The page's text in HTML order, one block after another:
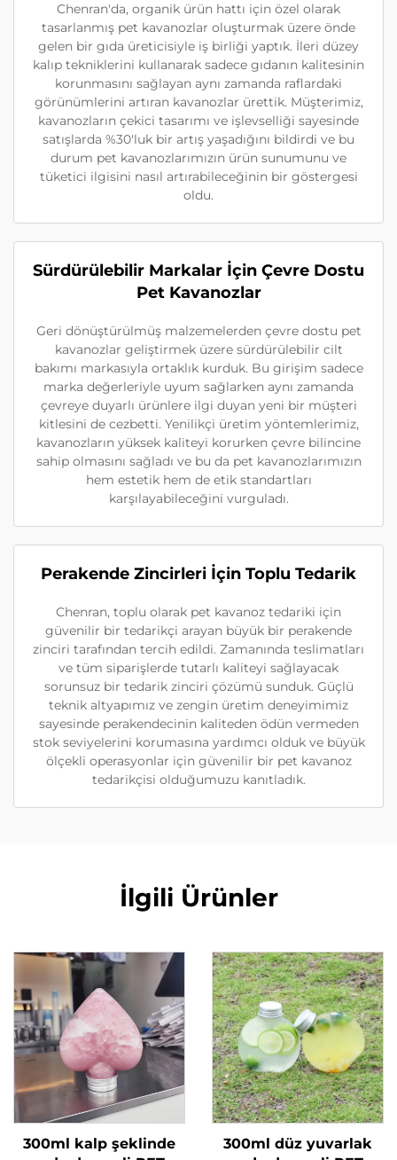
Chenran'da, organik ürün hattı için özel olarak
tasarlanmış pet kavanozlar oluşturmak üzere önde
gelen bir gıda üreticisiyle iş birliği yaptık. İleri düzey
kalıp tekniklerini kullanarak sadece gıdanın kalitesinin
korunmasını sağlayan aynı zamanda raflardaki
görünümlerini artıran kavanozlar ürettik. Müşterimiz,
kavanozların çekici tasarımı ve işlevselliği sayesinde
satışlarda %30'luk bir artış yaşadığını bildirdi ve bu
durum pet kavanozlarımızın ürün sunumunu ve
tüketici ilgisini nasıl artırabileceğinin bir göstergesi
oldu.
Sürdürülebilir Markalar İçin Çevre Dostu
Pet Kavanozlar
Geri dönüştürülmüş malzemelerden çevre dostu pet
kavanozlar geliştirmek üzere sürdürülebilir cilt
bakımı markasıyla ortaklık kurduk. Bu girişim sadece
marka değerleriyle uyum sağlarken aynı zamanda
çevreye duyarlı ürünlere ilgi duyan yeni bir müşteri
kitlesini de cezbetti. Yenilikçi üretim yöntemlerimiz,
kavanozların yüksek kaliteyi korurken çevre bilincine
sahip olmasını sağladı ve bu da pet kavanozlarımızın
hem estetik hem de etik standartları
karşılayabileceğini vurguladı.
Perakende Zincirleri İçin Toplu Tedarik
Chenran, toplu olarak pet kavanoz tedariki için
güvenilir bir tedarikçi arayan büyük bir perakende
zinciri tarafından tercih edildi. Zamanında teslimatları
ve tüm siparişlerde tutarlı kaliteyi sağlayacak
sorunsuz bir tedarik zinciri çözümü sunduk. Güçlü
teknik altyapımız ve zengin üretim deneyimimiz
sayesinde perakendecinin kaliteden ödün vermeden
stok seviyelerini korumasına yardımcı olduk ve büyük
ölçekli operasyonlar için güvenilir bir pet kavanoz
tedarikçisi olduğumuzu kanıtladık.
İlgili Ürünler
300ml kalp şeklinde
300ml düz yuvarlak